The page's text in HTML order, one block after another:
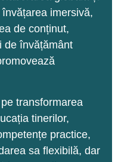
imersivă,
de conținut,
de învățământ
transformarea
tinerilor,
practice,
sa flexibilă, dar